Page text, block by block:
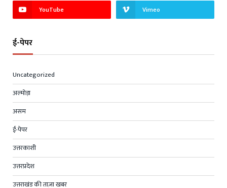
YouTube Vimeo
ई-पेपर
Uncategorized
अल्मोड़ा
असम
ई-पेपर
उत्तरकाशी
उत्तरप्रदेश
उत्तराखंड की ताज़ा खबर